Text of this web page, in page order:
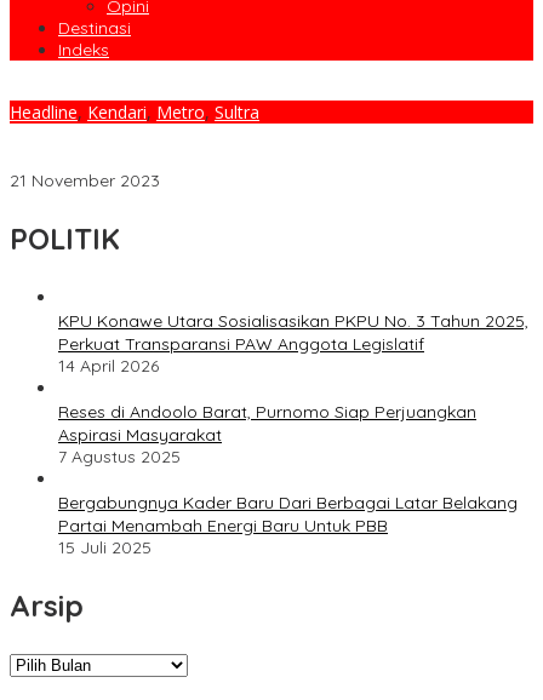
Opini
Destinasi
Indeks
Headline, Kendari, Metro, Sultra
21 November 2023
POLITIK
KPU Konawe Utara Sosialisasikan PKPU No. 3 Tahun 2025,
Perkuat Transparansi PAW Anggota Legislatif
14 April 2026
Reses di Andoolo Barat, Purnomo Siap Perjuangkan
Aspirasi Masyarakat
7 Agustus 2025
Bergabungnya Kader Baru Dari Berbagai Latar Belakang
Partai Menambah Energi Baru Untuk PBB
15 Juli 2025
Arsip
Arsip